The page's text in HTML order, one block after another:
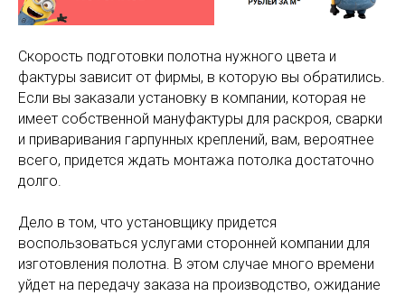
Скорость подготовки полотна нужного цвета и
фактуры зависит от фирмы, в которую вы обратились.
Если вы заказали установку в компании, которая не
имеет собственной мануфактуры для раскроя, сварки
и приваривания гарпунных креплений, вам, вероятнее
всего, придется ждать монтажа потолка достаточно
долго.
Дело в том, что установщику придется
воспользоваться услугами сторонней компании для
изготовления полотна. В этом случае много времени
уйдет на передачу заказа на производство, ожидание